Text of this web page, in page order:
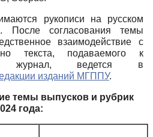
рукописи на русском
После согласования темы
взаимодействие с
текста, подаваемого к
журнал, ведется в
изданий МГППУ.
темы выпусков и рубрик
года: